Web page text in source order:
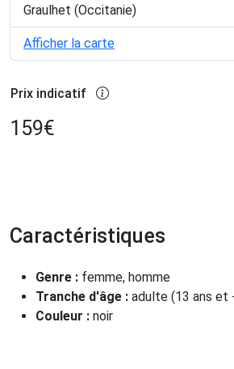
Graulhet (Occitanie)
Afficher la carte
Prix indicatif
159€
Caractéristiques
Genre : femme, homme
Tranche d'âge : adulte (13 ans et
Couleur : noir